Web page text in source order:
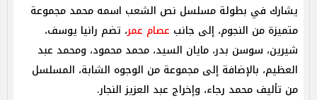
يشارك في بطولة مسلسل نص الشعب اسمه محمد مجموعة
متميزة من النجوم، إلى جانب عصام عمر، تضم رانيا يوسف،
شيرين، سوسن بدر، مايان السيد، محمد محمود، ومحمد عبد
العظيم، بالإضافة إلى مجموعة من الوجوه الشابة، المسلسل
من تأليف محمد رجاء، وإخراج عبد العزيز النجار.